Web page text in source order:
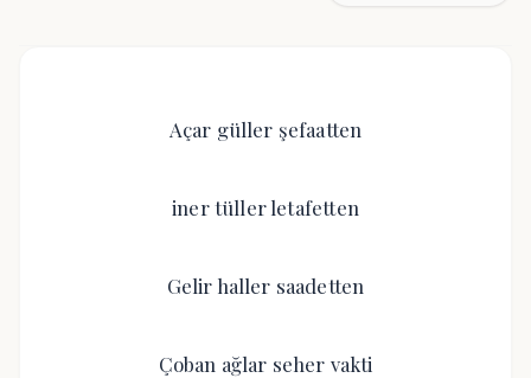
Açar güller şefaatten
iner tüller letafetten
Gelir haller saadetten
Çoban ağlar seher vakti